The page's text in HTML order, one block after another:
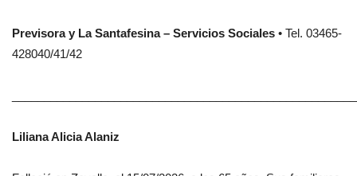
Previsora y La Santafesina – Servicios Sociales • Tel. 03465-
428040/41/42
Liliana Alicia Alaniz